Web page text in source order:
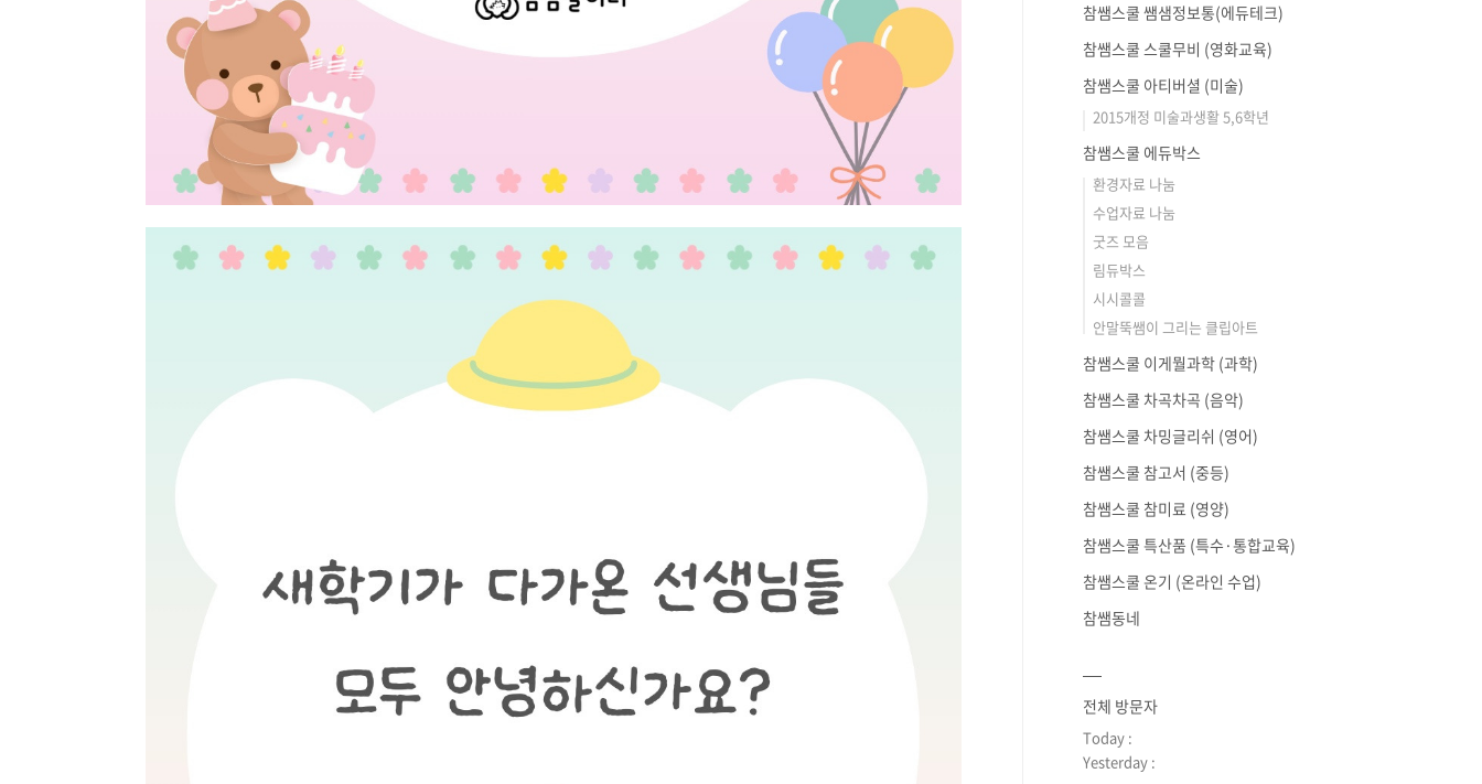
참쌤스쿨 쌤샘정보통(에듀테크)
참쌤스쿨 스쿨무비 (영화교육)
참쌤스쿨 아티버셜 (미술)
2015개정 미술과생활 5,6학년
참쌤스쿨 에듀박스
환경자료 나눔
수업자료 나눔
굿즈 모음
림듀박스
시시콜콜
안말뚝쌤이 그리는 클립아트
참쌤스쿨 이게뭘과학 (과학)
참쌤스쿨 차곡차곡 (음악)
참쌤스쿨 차밍글리쉬 (영어)
참쌤스쿨 참고서 (중등)
참쌤스쿨 참미료 (영양)
참쌤스쿨 특산품 (특수·통합교육)
참쌤스쿨 온기 (온라인 수업)
참쌤동네
전체 방문자
Today :
Yesterday :